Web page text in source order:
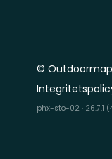
© Outdoormap
phx-sto-02 · 26.7.1